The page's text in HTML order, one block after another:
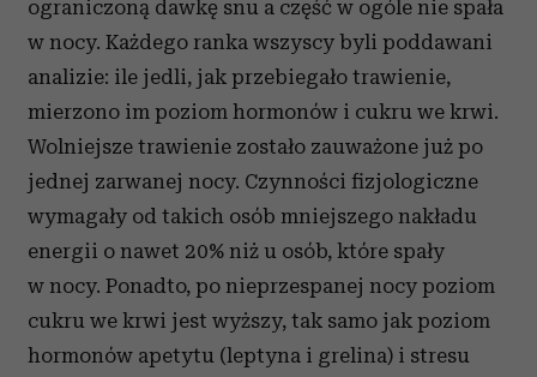
ograniczoną dawkę snu a część w ogóle nie spała
w nocy. Każdego ranka wszyscy byli poddawani
analizie: ile jedli, jak przebiegało trawienie,
mierzono im poziom hormonów i cukru we krwi.
Wolniejsze trawienie zostało zauważone już po
jednej zarwanej nocy. Czynności fizjologiczne
wymagały od takich osób mniejszego nakładu
energii o nawet 20% niż u osób, które spały
w nocy. Ponadto, po nieprzespanej nocy poziom
cukru we krwi jest wyższy, tak samo jak poziom
hormonów apetytu (leptyna i grelina) i stresu